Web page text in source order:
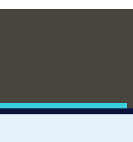
de l'Université McGill.
avec la recherche
qualitatives et